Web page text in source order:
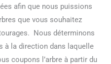
afin que nous puissions
que vous souhaitez
Nous déterminons
à la direction dans laquelle
coupons l’arbre à partir du